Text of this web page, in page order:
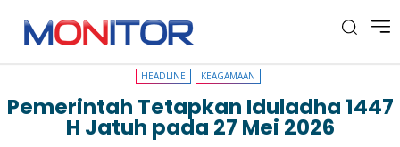
HEADLINE KEAGAMAAN
HEADLINE KEAGAMAAN
Pemerintah Tetapkan Iduladha 1447
H Jatuh pada 27 Mei 2026